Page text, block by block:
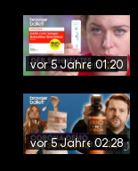
vor 5 Jahren01:20
vor 5 Jahren02:28